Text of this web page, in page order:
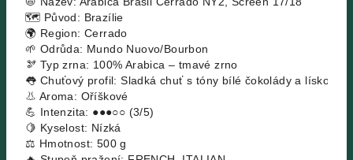
🗺️ Původ: Brazílie
🌍 Region: Cerrado
🌱 Odrůda: Mundo Nuovo/Bourbon
🫘 Typ zrna: 100% Arabica – tmavé zrno
👅 Chuťový profil: Sladká chuť s tóny bílé čokolády a
👃 Aroma: Oříškové
💪 Intenzita: ●●●○○ (3/5)
🍋 Kyselost: Nízká
⚖️ Hmotnost: 500 g